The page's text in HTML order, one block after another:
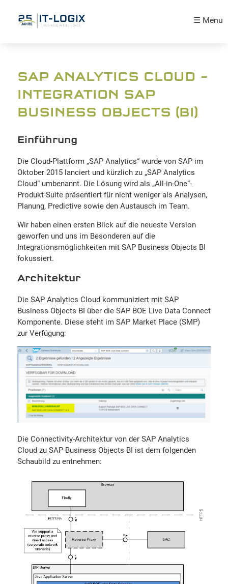
☰ Menu
SAP ANALYTICS CLOUD –
INTEGRATION SAP
BUSINESS OBJECTS (BI)
Einführung
Die Cloud-Plattform „SAP Analytics“ wurde von SAP im
Oktober 2015 lanciert und kürzlich zu „SAP Analytics
Cloud“ umbenannt. Die Lösung wird als „All-in-One“-
Produkt-Suite präsentiert für nicht weniger als Analysen,
Planung, Predictive sowie den Austausch im Team.
Wir haben einen ersten Blick auf die neueste Version
geworfen und uns im Besonderen auf die
Integrationsmöglichkeiten mit SAP Business Objects BI
fokussiert.
Architektur
Die SAP Analytics Cloud kommuniziert mit SAP
Business Objects BI über die SAP BOE Live Data Connect
Komponente. Diese steht im SAP Market Place (SMP)
zur Verfügung:
Die Connectivity-Architektur von der SAP Analytics
Cloud zu SAP Business Objects BI ist dem folgenden
Schaubild zu entnehmen: